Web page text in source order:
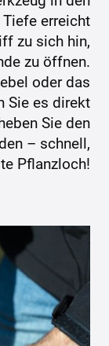
erreicht
zu sich hin,
zu öffnen.
oder das
Sie es direkt
Sie den
– schnell,
Pflanzloch!